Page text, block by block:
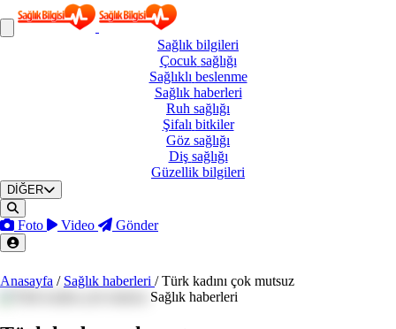
Sağlık bilgileri
Çocuk sağlığı
Sağlıklı beslenme
Sağlık haberleri
Ruh sağlığı
Şifalı bitkiler
Göz sağlığı
Diş sağlığı
Güzellik bilgileri
DİĞER
Foto Video Gönder
Anasayfa / Sağlık haberleri / Türk kadını çok mutsuz
Sağlık haberleri